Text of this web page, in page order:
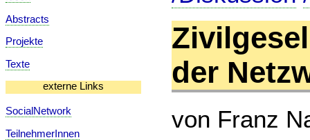
Abstracts
Projekte
Texte
externe Links
SocialNetwork
TeilnehmerInnen
der
von Franz